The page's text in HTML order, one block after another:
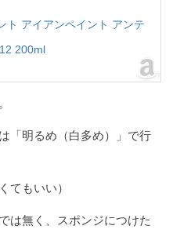
ト アイアンペイント アンテ
200ml
「明るめ（白多め）」で行
てもいい）
は無く、スポンジにつけた